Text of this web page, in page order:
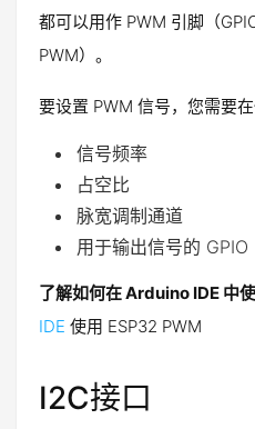
都可以用作 PWM 引脚（
PWM）。
要设置 PWM 信号，您需要
信号频率
占空比
脉宽调制通道
用于输出信号的 GPIO
了解如何在 Arduino IDE 中
IDE 使用 ESP32 PWM
I2C接口